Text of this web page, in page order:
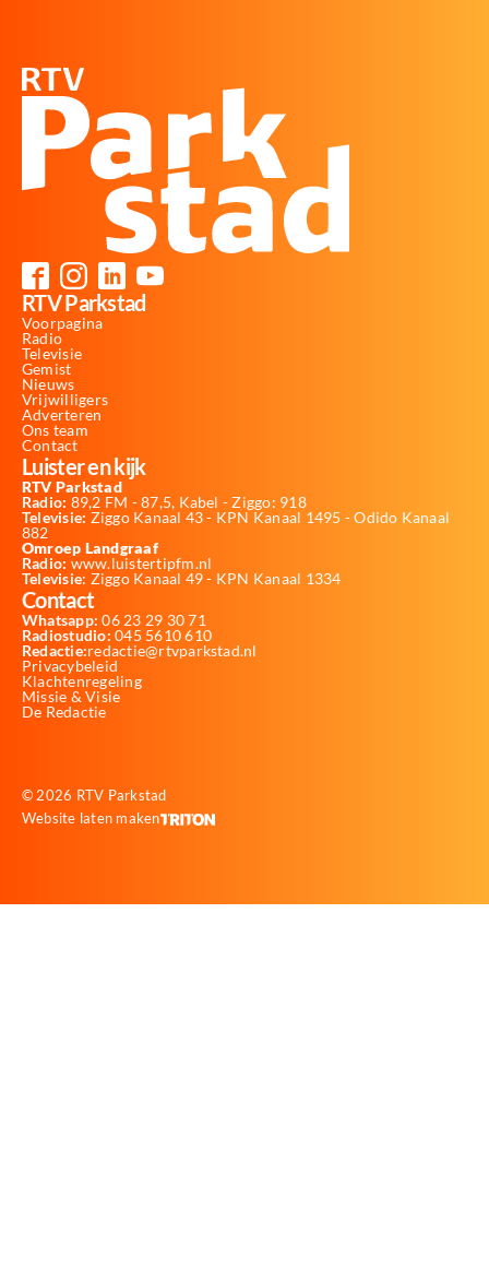
RTV Parkstad
Voorpagina
Radio
Televisie
Gemist
Nieuws
Vrijwilligers
Adverteren
Ons team
Contact
Luister en kijk
RTV Parkstad
Radio: 89,2 FM - 87,5, Kabel - Ziggo: 918
Televisie: Ziggo Kanaal 43 - KPN Kanaal 1495 - Odido Kanaal
882
Omroep Landgraaf
Radio: www.luistertipfm.nl
Televisie: Ziggo Kanaal 49 - KPN Kanaal 1334
Contact
Whatsapp: 06 23 29 30 71
Radiostudio: 045 5610 610
Redactie:redactie@rtvparkstad.nl
Privacybeleid
Klachtenregeling
Missie & Visie
De Redactie
© 2026 RTV Parkstad
Website laten maken